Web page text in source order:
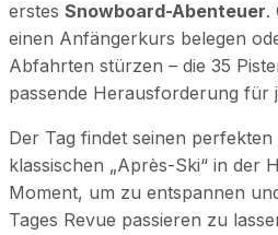
erstes Snowboard-Abenteuer.
einen Anfängerkurs belegen
Abfahrten stürzen – die 35
passende Herausforderung für
Der Tag findet seinen
klassischen „Après-Ski“ in der
Moment, um zu entspannen
Tages Revue passieren zu